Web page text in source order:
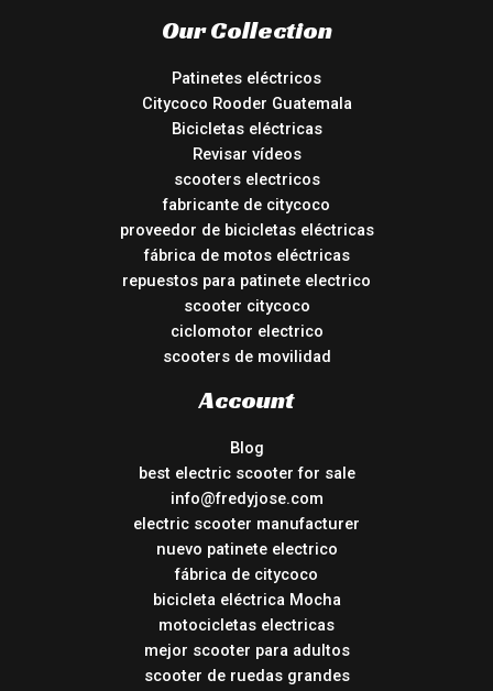
Our Collection
Patinetes eléctricos
Citycoco Rooder Guatemala
Bicicletas eléctricas
Revisar vídeos
scooters electricos
fabricante de citycoco
proveedor de bicicletas eléctricas
fábrica de motos eléctricas
repuestos para patinete electrico
scooter citycoco
ciclomotor electrico
scooters de movilidad
Account
Blog
best electric scooter for sale
info@fredyjose.com
electric scooter manufacturer
nuevo patinete electrico
fábrica de citycoco
bicicleta eléctrica Mocha
motocicletas electricas
mejor scooter para adultos
scooter de ruedas grandes